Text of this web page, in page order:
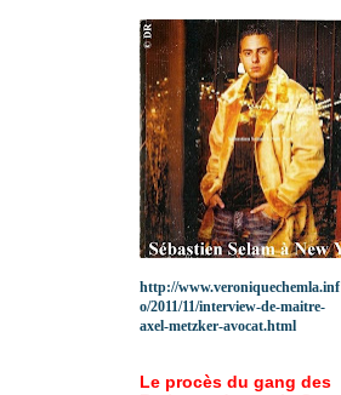
http://www.veroniquechemla.inf
o/2011/11/interview-de-maitre-
axel-metzker-avocat.html
Le procès du gang des